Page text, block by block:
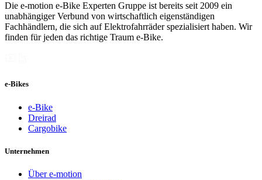
Die e-motion e-Bike Experten Gruppe ist bereits seit 2009 ein
unabhängiger Verbund von wirtschaftlich eigenständigen
Fachhändlern, die sich auf Elektrofahrräder spezialisiert haben. Wir
finden für jeden das richtige Traum e-Bike.
e-Bikes
e-Bike
Dreirad
Cargobike
Unternehmen
Über e-motion